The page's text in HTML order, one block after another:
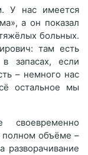
У нас имеется
а он показал
больных.
там есть
запасах, если
– немного нас
остальное мы
объёме –
разворачивание